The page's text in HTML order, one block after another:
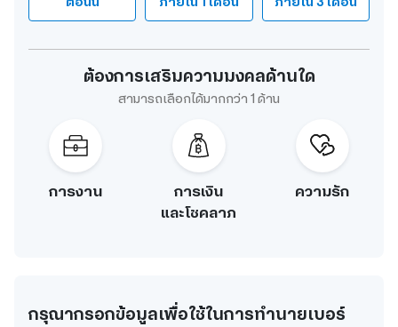
ต้องการเสริมความมงคลด้านใด
สามารถเลือกได้มากกว่า 1 ด้าน
การงาน
การเงิน
และโชคลาภ
ความรัก
กรุณากรอกข้อมูลเพื่อใช้ในการทำนายเบอร์